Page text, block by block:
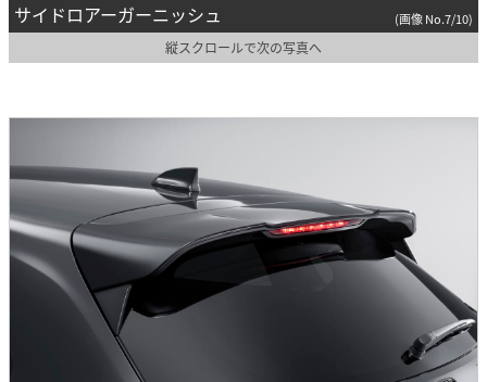
サイドロアーガーニッシュ (画像 No.7/10)
縦スクロールで次の写真へ